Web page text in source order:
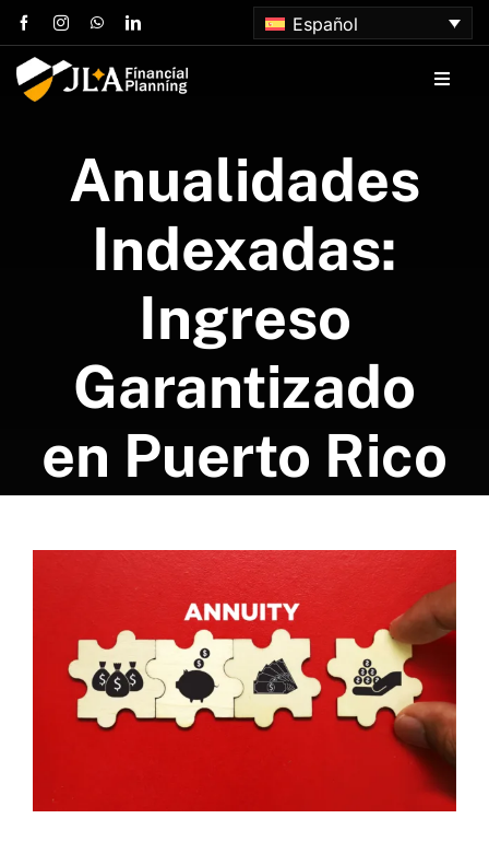
Skip
to
content
Español
Toggle
Sobre nosotros
Programa una consulta
Anualidades
Indexadas:
Ingreso
Garantizado
en Puerto Rico